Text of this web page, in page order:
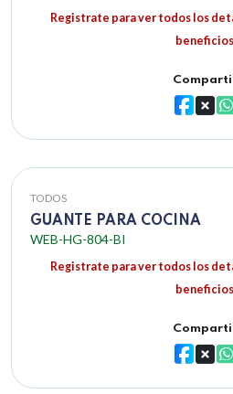
Registrate para ver todos los
beneficios
TODOS
GUANTE PARA COCINA
WEB-HG-804-BI
Registrate para ver todos los
beneficios